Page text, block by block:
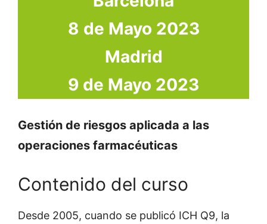
8 de Mayo 2023
Madrid
9 de Mayo 2023
Gestión de riesgos aplicada a las
operaciones farmacéuticas
Contenido del curso
Desde 2005, cuando se publicó ICH Q9, la